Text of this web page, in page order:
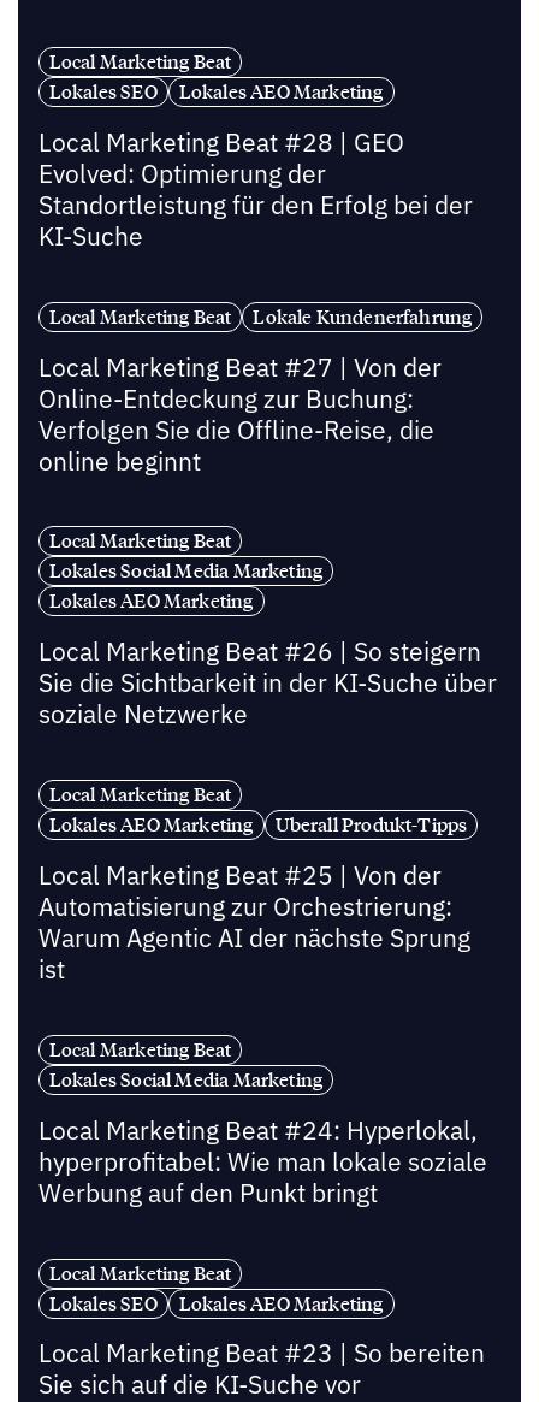
Local Marketing Beat
Lokales SEO
Lokales AEO Marketing
Local Marketing Beat #28 | GEO
Evolved: Optimierung der
Standortleistung für den Erfolg bei der
KI-Suche
Local Marketing Beat Lokale Kundenerfahrung
Local Marketing Beat #27 | Von der
Online-Entdeckung zur Buchung:
Verfolgen Sie die Offline-Reise, die
online beginnt
Local Marketing Beat
Lokales Social Media Marketing
Lokales AEO Marketing
Local Marketing Beat #26 | So steigern
Sie die Sichtbarkeit in der KI-Suche über
soziale Netzwerke
Local Marketing Beat
Lokales AEO Marketing
Uberall Produkt-Tipps
Local Marketing Beat #25 | Von der
Automatisierung zur Orchestrierung:
Warum Agentic AI der nächste Sprung
ist
Local Marketing Beat
Lokales Social Media Marketing
Local Marketing Beat #24: Hyperlokal,
hyperprofitabel: Wie man lokale soziale
Werbung auf den Punkt bringt
Local Marketing Beat
Lokales SEO
Lokales AEO Marketing
Local Marketing Beat #23 | So bereiten
Sie sich auf die KI-Suche vor